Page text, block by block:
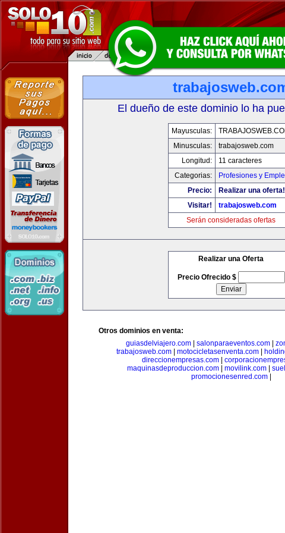
El dueño de este dominio lo ha
Mayusculas:
Minusculas:
trabajosweb.com
Longitud:
11 caracteres
Categorias:
Profesiones y
Precio:
Realizar una oferta!
Visitar!
trabajosweb.com
Serán consideradas ofertas
Realizar una Oferta
Precio Ofrecido $
Otros dominios en venta:
guiasdelviajero.com| salonparaeventos.com|
trabajosweb.com| motocicletasenventa.com|
direccionempresas.com|
maquinasdeproduccion.com
movilink.com
promocionesenred.com|